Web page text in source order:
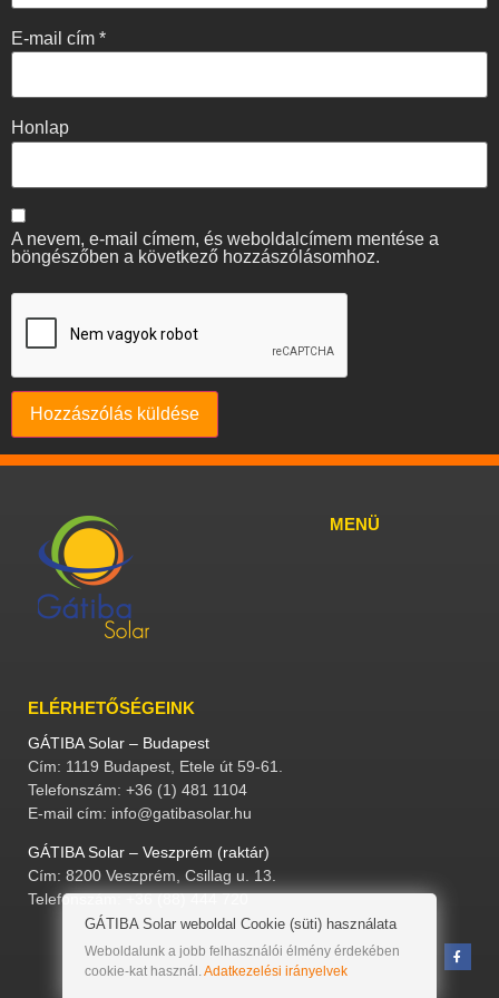
E-mail cím *
Honlap
A nevem, e-mail címem, és weboldalcímem mentése a
böngészőben a következő hozzászólásomhoz.
MENÜ
ELÉRHETŐSÉGEINK
GÁTIBA Solar – Budapest
Cím: 1119 Budapest, Etele út 59-61.
Telefonszám: +36 (1) 481 1104
E-mail cím: info@gatibasolar.hu
GÁTIBA Solar – Veszprém (raktár)
Cím: 8200 Veszprém, Csillag u. 13.
Telefonszám: +36 (88) 444 720
GÁTIBA Solar weboldal Cookie (süti) használata
Weboldalunk a jobb felhasználói élmény érdekében
cookie-kat használ.Adatkezelési irányelvek